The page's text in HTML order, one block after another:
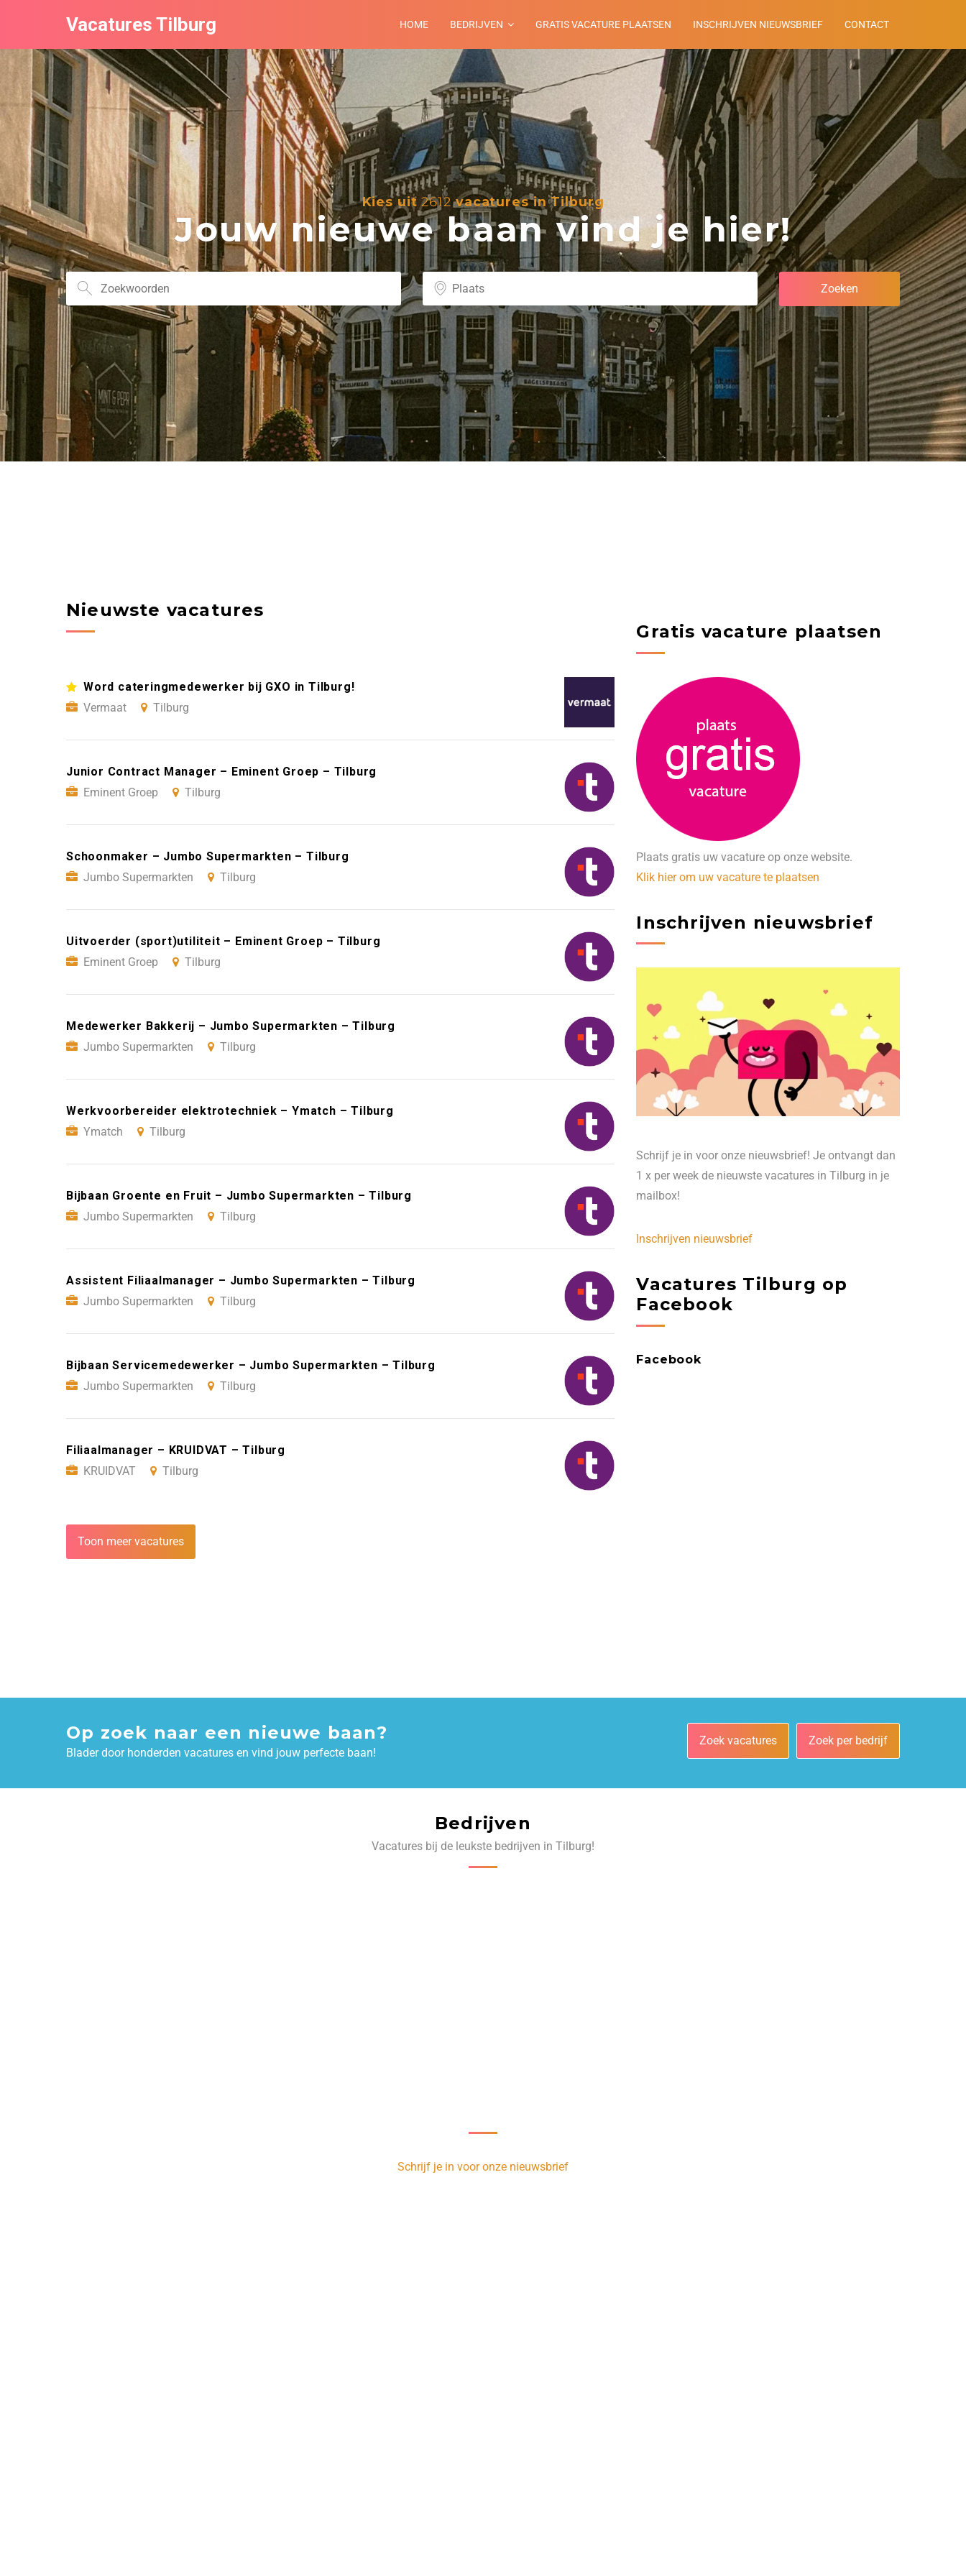
Vacatures Tilburg HOME BEDRIJVEN GRATIS VACATURE PLAATSEN INSCHRIJVEN NIEUWSBRIEF CONTACT
Kies uit2612vacatures in Tilburg
Jouw nieuwe baan vind je hier!
Nieuwste vacatures
Word cateringmedewerker bij GXO in Tilburg!
Vermaat
Tilburg
Junior Contract Manager – Eminent Groep – Tilburg
Eminent Groep
Tilburg
Schoonmaker – Jumbo Supermarkten – Tilburg
Jumbo Supermarkten
Tilburg
Uitvoerder (sport)utiliteit – Eminent Groep – Tilburg
Eminent Groep
Tilburg
Medewerker Bakkerij – Jumbo Supermarkten – Tilburg
Jumbo Supermarkten
Tilburg
Werkvoorbereider elektrotechniek – Ymatch – Tilburg
Ymatch
Tilburg
Bijbaan Groente en Fruit – Jumbo Supermarkten – Tilburg
Jumbo Supermarkten
Tilburg
Assistent Filiaalmanager – Jumbo Supermarkten – Tilburg
Jumbo Supermarkten
Tilburg
Bijbaan Servicemedewerker – Jumbo Supermarkten – Tilburg
Jumbo Supermarkten
Tilburg
Filiaalmanager – KRUIDVAT – Tilburg
KRUIDVAT
Tilburg
Toon meer vacatures
Gratis vacature plaatsen
Plaats gratis uw vacature op onze website.
Klik hier om uw vacature te plaatsen
Inschrijven nieuwsbrief
Schrijf je in voor onze nieuwsbrief! Je ontvangt dan
1 x per week de nieuwste vacatures in Tilburg in je
mailbox!
Inschrijven nieuwsbrief
Vacatures Tilburg op
Facebook
Facebook
Op zoek naar een nieuwe baan?
Blader door honderden vacatures en vind jouw perfecte baan!
Zoek vacatures Zoek per bedrijf
Bedrijven
Vacatures bij de leukste bedrijven in Tilburg!
Schrijf je in voor onze nieuwsbrief